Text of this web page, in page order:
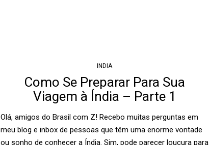
INDIA
Como Se Preparar Para Sua
Viagem à Índia – Parte 1
Olá, amigos do Brasil com Z! Recebo muitas perguntas em
meu blog e inbox de pessoas que têm uma enorme vontade
ou sonho de conhecer a Índia. Sim, pode parecer loucura para